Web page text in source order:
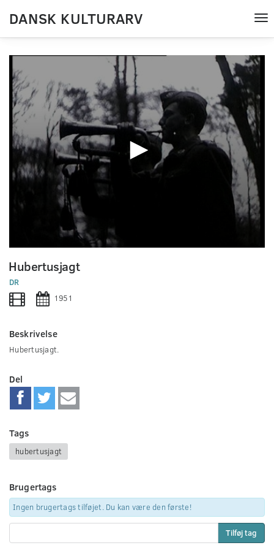
DANSK KULTURARV
seconds
of
0
seconds
Hubertusjagt
DR
1951
Beskrivelse
Hubertusjagt.
Del
Tags
hubertusjagt
Brugertags
Ingen brugertags tilføjet. Du kan være den første!
Tilføj tag